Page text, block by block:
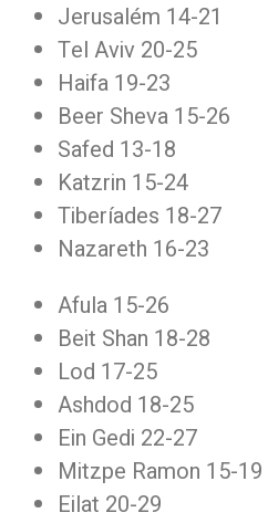
Jerusalém 14-21
Tel Aviv 20-25
Haifa 19-23
Beer Sheva 15-26
Safed 13-18
Katzrin 15-24
Tiberíades 18-27
Nazareth 16-23
Afula 15-26
Beit Shan 18-28
Lod 17-25
Ashdod 18-25
Ein Gedi 22-27
Mitzpe Ramon 15-19
Eilat 20-29